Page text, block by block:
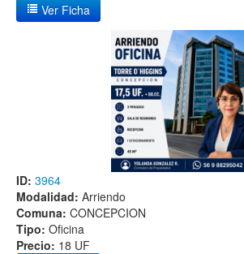
Ver Ficha
ID: 3964
Modalidad: Arriendo
Comuna: CONCEPCION
Tipo: Oficina
Precio: 18 UF